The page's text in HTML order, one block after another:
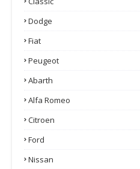
Dodge
Fiat
Peugeot
Abarth
Alfa Romeo
Citroen
Ford
Nissan